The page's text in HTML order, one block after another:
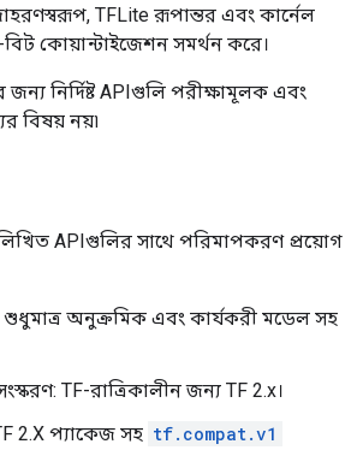
TFLite রূপান্তর এবং কার্নেল
বিট কোয়ান্টাইজেশন সমর্থন করে।
নির্দিষ্ট APIগুলি পরীক্ষামূলক এবং
বিষয় নয়৷
APIগুলির সাথে পরিমাপকরণ প্রয়োগ
শুধুমাত্র অনুক্রমিক এবং কার্যকরী মডেল সহ
TF-রাত্রিকালীন জন্য TF 2.x।
2.X প্যাকেজ সহ tf.compat.v1